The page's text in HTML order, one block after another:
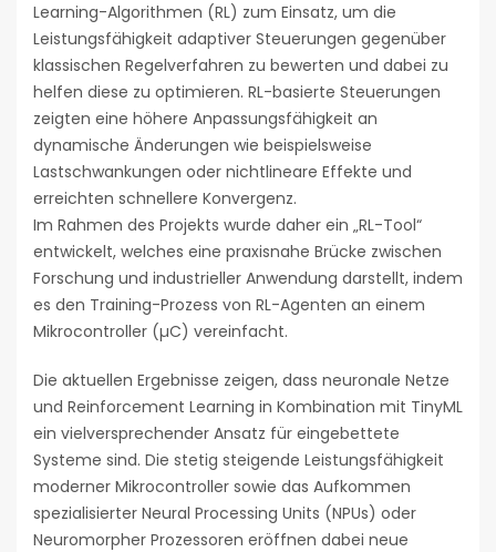
Learning-Algorithmen (RL) zum Einsatz, um die
Leistungsfähigkeit adaptiver Steuerungen gegenüber
klassischen Regelverfahren zu bewerten und dabei zu
helfen diese zu optimieren. RL-basierte Steuerungen
zeigten eine höhere Anpassungsfähigkeit an
dynamische Änderungen wie beispielsweise
Lastschwankungen oder nichtlineare Effekte und
erreichten schnellere Konvergenz.
Im Rahmen des Projekts wurde daher ein „RL-Tool“
entwickelt, welches eine praxisnahe Brücke zwischen
Forschung und industrieller Anwendung darstellt, indem
es den Training-Prozess von RL-Agenten an einem
Mikrocontroller (µC) vereinfacht.
Die aktuellen Ergebnisse zeigen, dass neuronale Netze
und Reinforcement Learning in Kombination mit TinyML
ein vielversprechender Ansatz für eingebettete
Systeme sind. Die stetig steigende Leistungsfähigkeit
moderner Mikrocontroller sowie das Aufkommen
spezialisierter Neural Processing Units (NPUs) oder
Neuromorpher Prozessoren eröffnen dabei neue